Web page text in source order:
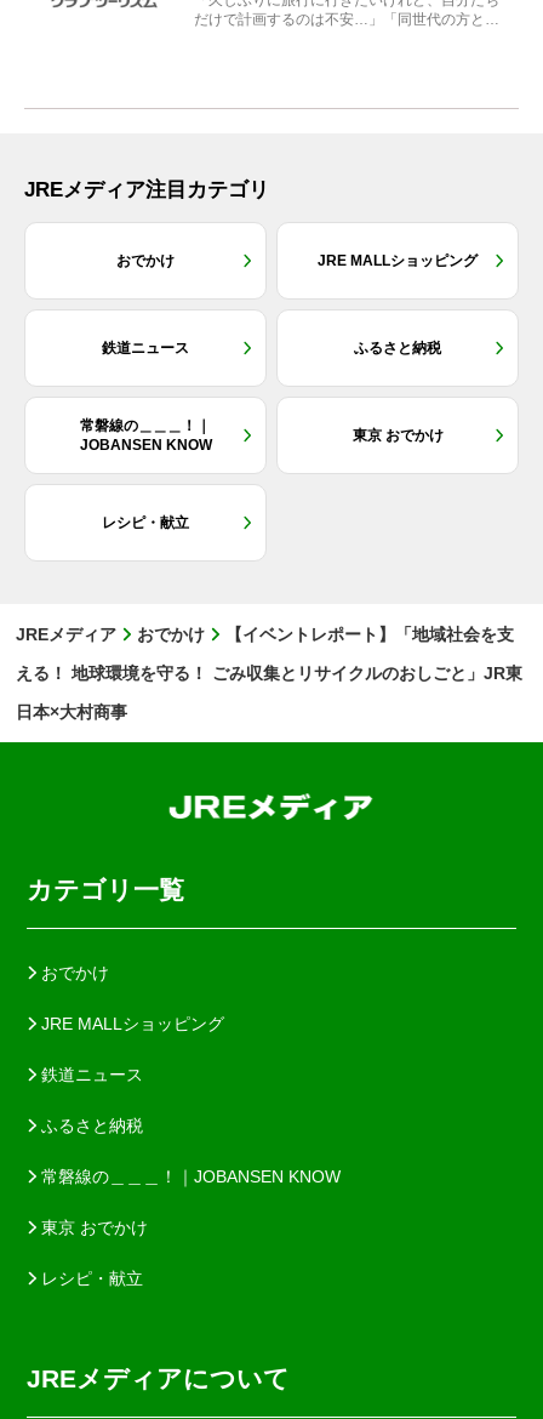
だけで計画するのは不安…」「同世代の方と気
JREメディア注目カテゴリ
おでかけ JRE MALLショッピング
鉄道ニュース ふるさと納税
常磐線の＿＿＿！｜
JOBANSEN KNOW
東京 おでかけ
レシピ・献立
JREメディア おでかけ
【イベントレポート】「地域社会を支
える！ 地球環境を守る！ ごみ収集とリサイクルのおしごと」JR東
日本×大村商事
カテゴリ一覧
おでかけ
JRE MALLショッピング
鉄道ニュース
ふるさと納税
常磐線の＿＿＿！｜JOBANSEN KNOW
東京 おでかけ
レシピ・献立
JREメディアについて